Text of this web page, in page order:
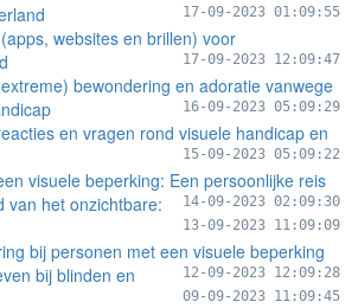
17-09-2023 01:09:55
websites en brillen) voor
17-09-2023 12:09:47
bewondering en adoratie vanwege
16-09-2023 05:09:29
en vragen rond visuele handicap en
15-09-2023 05:09:22
visuele beperking: Een persoonlijke reis
14-09-2023 02:09:30
van het onzichtbare:
13-09-2023 11:09:09
bij personen met een visuele beperking
12-09-2023 12:09:28
bij blinden en
09-09-2023 11:09:45